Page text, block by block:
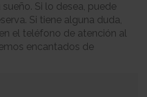
Si lo desea, puede
Si tiene alguna duda,
el teléfono de atención al
encantados de